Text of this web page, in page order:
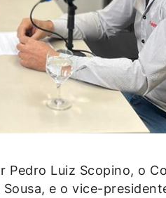
Pedro Luiz Scopino, o
, e o vice-